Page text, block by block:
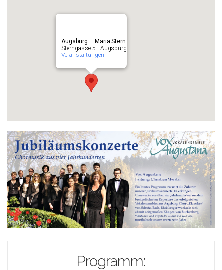
Augsburg – Maria Stern
Sterngasse 5 - Augsburg
Veranstaltungen
Programm: